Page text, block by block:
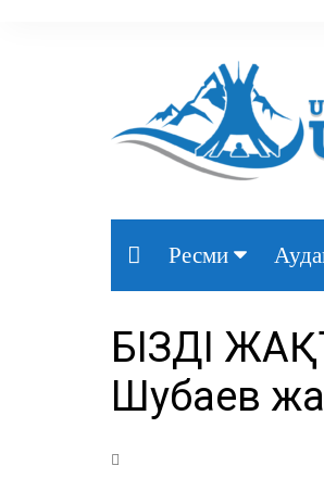
Ресми
Үкімет
Парламент
БІЗДІҢ
Шубаев